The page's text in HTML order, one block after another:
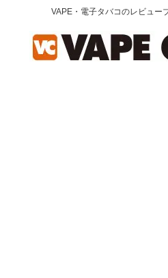
VAPE・電子タバコのレビュー